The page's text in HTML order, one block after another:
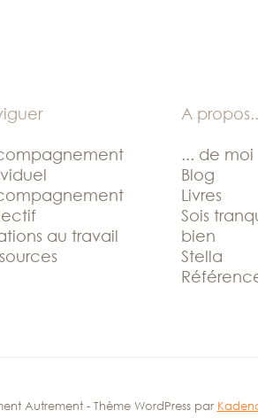
au travail
A propos
... de moi
Blog
Livres
Sois
bien
Stella
Autrement - Thème WordPress par